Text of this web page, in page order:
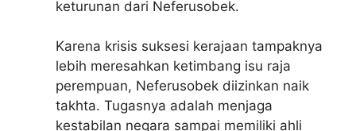
keturunan dari Neferusobek.
Karena krisis suksesi kerajaan tampaknya
lebih meresahkan ketimbang isu raja
perempuan, Neferusobek diizinkan naik
takhta. Tugasnya adalah menjaga
kestabilan negara sampai memiliki ahli